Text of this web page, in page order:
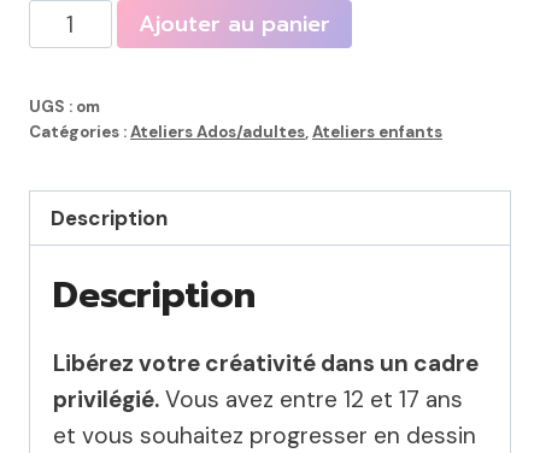
quantité
de
l'œil
la
Main
Ajouter au panier
UGS : om
Catégories :Ateliers Ados/adultes,Ateliers enfants
Description
Description
Libérez votre créativité dans un cadre
privilégié. Vous avez entre 12 et 17 ans
et vous souhaitez progresser en dessin